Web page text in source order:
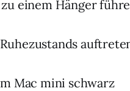
einem Hänger
Mac mini schwarz